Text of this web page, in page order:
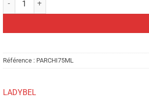
Référence : PARCHI75ML
LADYBEL